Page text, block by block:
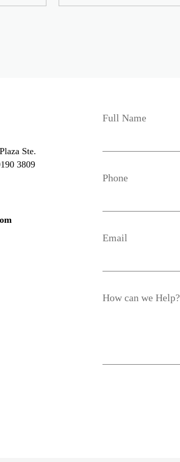
Ste.
3809
Full Name
Phone
Email
How can we Help?